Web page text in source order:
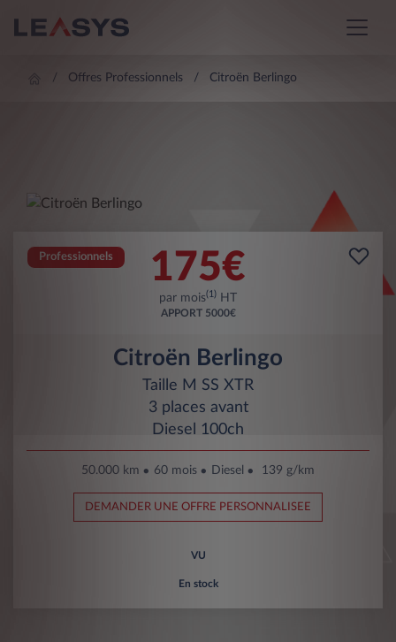
Offres Professionnels Citroën Berlingo
Professionnels 175€
par mois(1) HT
APPORT 5000€
Citroën Berlingo
Taille M SS XTR
3 places avant
Diesel 100ch
50.000 km 60 mois Diesel 139 g/km
DEMANDER UNE OFFRE PERSONNALISEE
VU
En stock